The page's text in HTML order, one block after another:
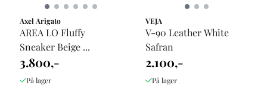
Axel Arigato
AREA LO Fluffy
Sneaker Beige ...
3.800,-
På lager
VEJA
V-90 Leather White
Safran
2.100,-
På lager